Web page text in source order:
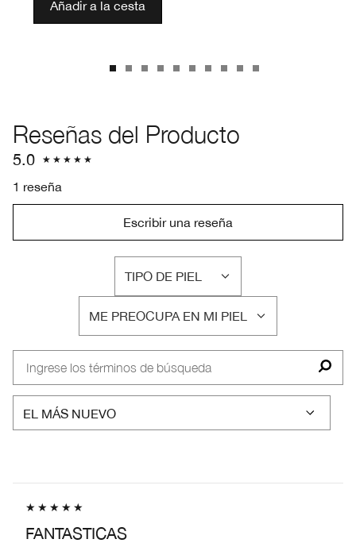
Añadir a la cesta
Reseñas del Producto
5.0
1 reseña
Escribir una reseña
TIPO DE PIEL
FILTRAR
RESEÑAS
POR
TIPO
DE
PIEL
ME PREOCUPA EN MI PIEL
FILTRAR
RESEÑAS
ME
EN
FANTASTICAS